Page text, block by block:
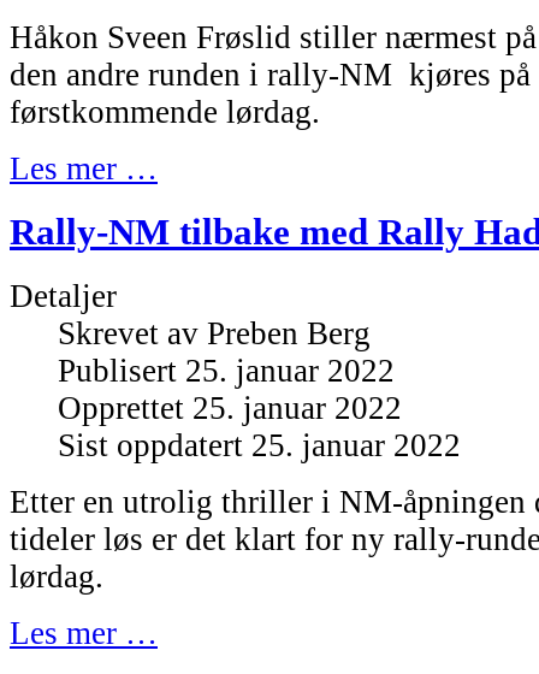
Håkon Sveen Frøslid stiller nærmest
den andre runden i rally-NM kjøres på
førstkommende lørdag.
Les mer …
Rally-NM tilbake med Rally
Detaljer
Skrevet av Preben Berg
Publisert 25. januar 2022
Opprettet 25. januar 2022
Sist oppdatert 25. januar 2022
Etter en utrolig thriller i NM-åpningen
tideler løs er det klart for ny rally-
lørdag.
Les mer …